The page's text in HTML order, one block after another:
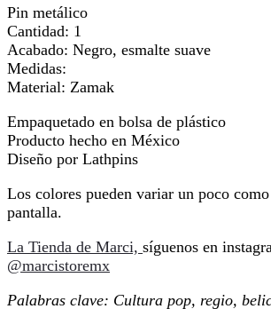
Pin metálico
Cantidad: 1
Acabado: Negro, esmalte suave
Medidas:
Material: Zamak
Empaquetado en bolsa de plástico
Producto hecho en México
Diseño por Lathpins
Los colores pueden variar un poco
pantalla.
La Tienda de Marci, síguenos en
@marcistoremx
Palabras clave: Cultura pop, regio,